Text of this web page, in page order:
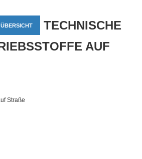
ÜBERSICHT
TECHNISCHE
AUF
Straße